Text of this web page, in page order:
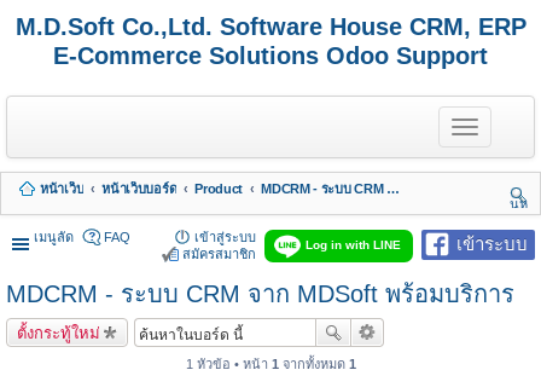
M.D.Soft Co.,Ltd. Software House CRM, ERP
E-Commerce Solutions Odoo Support
T
o
g
e
n
a
i
g
หน้าเว็บ หน้าเว็บบอร์ด Product
MDCRM - ระบบ CRM จาก MDSoft พร้อมบริการ
นห
า
เมนูลัด
เข้าระบบ
Log in with LINE
FAQ
เข้าสู่ระบบ
สมัครสมาชิก
MDCRM - ระบบ CRM จาก MDSoft พร้อมบริการ
ตั้งกระทู้ใหม่
1 หัวข้อ • หน้า 1 จากทั้งหมด 1